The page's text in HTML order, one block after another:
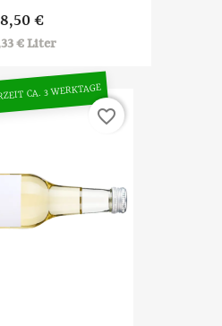
8,50 €
€ Liter
CA. 3 WERKTAGE
favorite_border